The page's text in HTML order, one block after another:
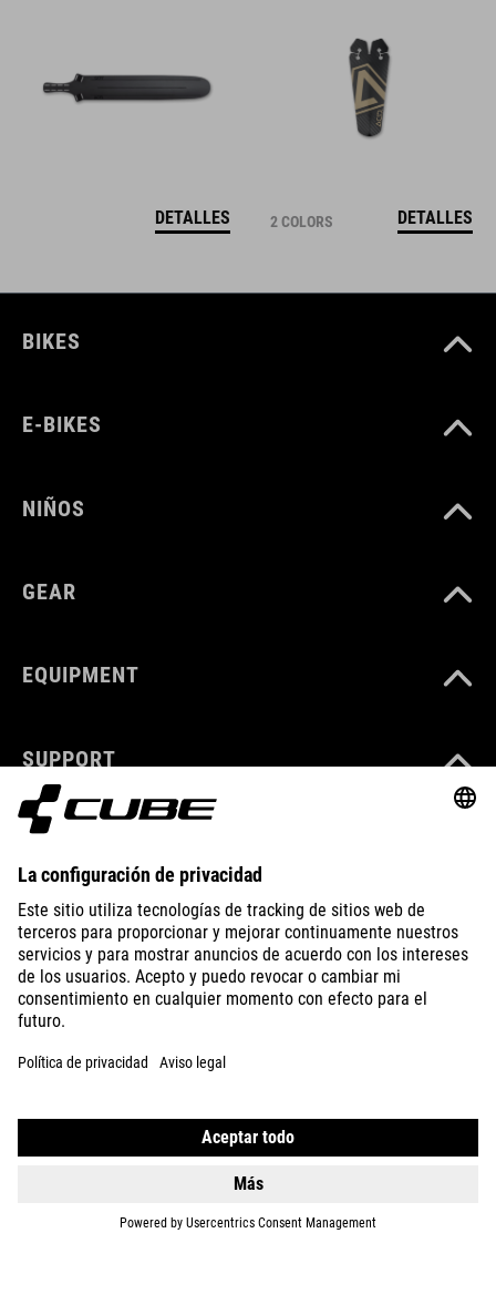
DETALLES 2 COLORS DETALLES
BIKES
E-BIKES
NIÑOS
GEAR
EQUIPMENT
SUPPORT
ABOUT US
EXPLORE